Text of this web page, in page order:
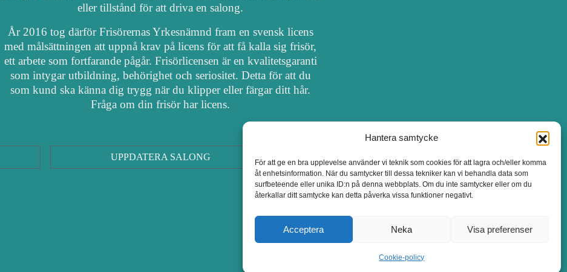
Hantera samtycke
För att ge en bra upplevelse använder vi teknik som cookies för att lagra och/eller komma
åt enhetsinformation. När du samtycker till dessa tekniker kan vi behandla data som
surfbeteende eller unika ID:n på denna webbplats. Om du inte samtycker eller om du
återkallar ditt samtycke kan detta påverka vissa funktioner negativt.
Acceptera Neka Visa preferenser
Cookie-policy
eller tillstånd för att driva en salong.
År 2016 tog därför Frisörernas Yrkesnämnd fram en svensk licens
med målsättningen att uppnå krav på licens för att få kalla sig frisör,
ett arbete som fortfarande pågår. Frisörlicensen är en kvalitetsgaranti
som intygar utbildning, behörighet och seriositet. Detta för att du
som kund ska känna dig trygg när du klipper eller färgar ditt hår.
Fråga om din frisör har licens.
UPPDATERA SALONG